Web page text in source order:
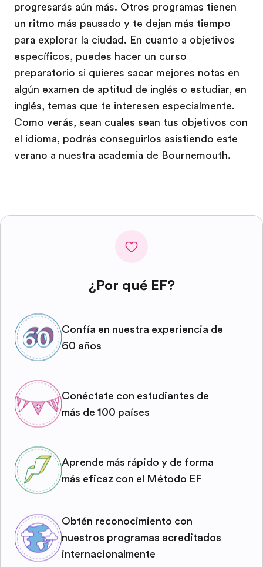
progresarás aún más. Otros programas tienen
un ritmo más pausado y te dejan más tiempo
para explorar la ciudad. En cuanto a objetivos
específicos, puedes hacer un curso
preparatorio si quieres sacar mejores notas en
algún examen de aptitud de inglés o estudiar, en
inglés, temas que te interesen especialmente.
Como verás, sean cuales sean tus objetivos con
el idioma, podrás conseguirlos asistiendo este
verano a nuestra academia de Bournemouth.
¿Por qué EF?
Confía en nuestra experiencia de
60 años
Conéctate con estudiantes de
más de 100 países
Aprende más rápido y de forma
más eficaz con el Método EF
Obtén reconocimiento con
nuestros programas acreditados
internacionalmente